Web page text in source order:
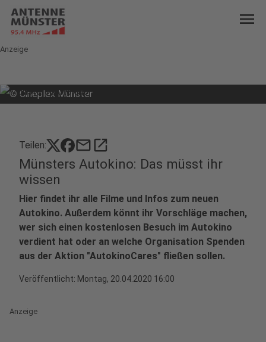
menu
Anzeige
© Cineplex Münster
Teilen: mailopen_in_new
Münsters Autokino: Das müsst ihr
wissen
Hier findet ihr alle Filme und Infos zum neuen
Autokino. Außerdem könnt ihr Vorschläge machen,
wer sich einen kostenlosen Besuch im Autokino
verdient hat oder an welche Organisation Spenden
aus der Aktion "AutokinoCares" fließen sollen.
Veröffentlicht: Montag, 20.04.2020 16:00
Anzeige